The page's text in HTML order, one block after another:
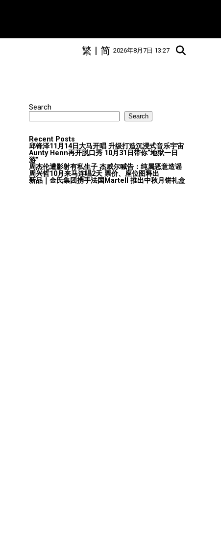
2026年8月7日 13:27
简
|
繁
Search
Search
Recent Posts
邱锋泽11月14日大马开唱 升级打造沉浸式音乐宇宙
Aunty Henn再开脱口秀 10月31日带你“地狱一日
游”
周杰伦遭影射有私生子 杰威尔喊告：纯属恶意造谣
周兴哲10月来马连唱2天 票价、座位图释出
新品｜金氏集团携手法国Martell 推出中秋月饼礼盒